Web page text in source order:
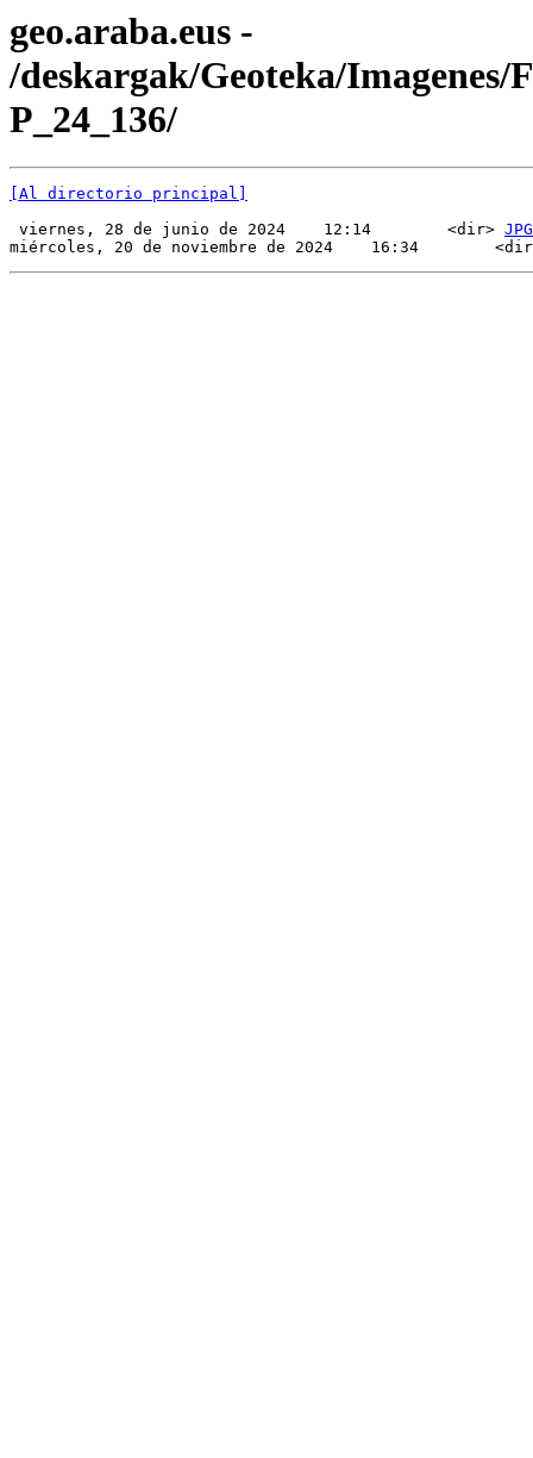
geo.araba.eus -
/deskargak/Geoteka/Imagenes/
P_24_136/
[Al directorio principal]
viernes, 28 de junio de 2024    12:14        <dir> JPG
miércoles, 20 de noviembre de 2024    16:34